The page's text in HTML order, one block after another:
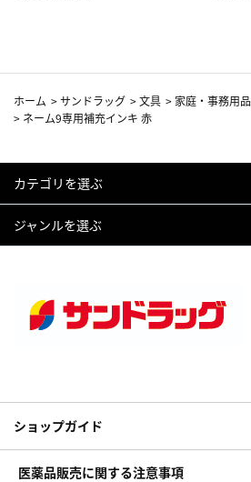
ホーム >サンドラッグ >文具 > 家庭・事務用品
> ネーム9専用補充インキ 赤
カテゴリを選ぶ
ジャンルを選ぶ
ショップガイド
医薬品販売に関する注意事項